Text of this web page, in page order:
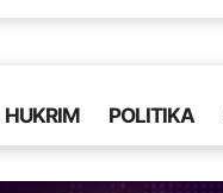
HUKRIM POLITIKA